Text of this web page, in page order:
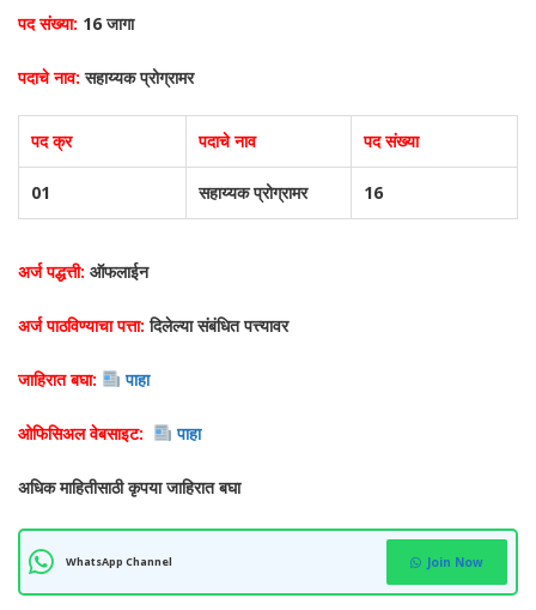
पद संख्या: 16 जागा
पदाचे नाव: सहाय्यक प्रोग्रामर
पद क्र पदाचे नाव पद संख्या
01 सहाय्यक प्रोग्रामर 16
अर्ज पद्धत्ती: ऑफलाईन
अर्ज पाठविण्याचा पत्ता: दिलेल्या संबंधित पत्त्यावर
जाहिरात बघा: पाहा
ओफिसिअल वेबसाइट: पाहा
अधिक माहितीसाठी कृपया जाहिरात बघा
WhatsApp Channel Join Now